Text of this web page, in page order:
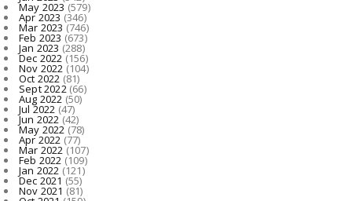
May 2023(579)
Apr 2023 (346)
Mar 2023 (746)
Feb 2023 (673)
Jan 2023 (288)
Dec 2022(156)
Nov 2022 (104)
Oct 2022 (81)
Sept 2022(66)
Aug 2022 (50)
Jul 2022 (47)
Jun 2022(42)
May 2022(78)
Apr 2022 (77)
Mar 2022(107)
Feb 2022 (109)
Jan 2022 (121)
Dec 2021 (55)
Nov 2021 (81)